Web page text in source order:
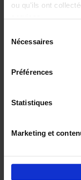
ou qu'ils ont
Nécessaires
Préférences
Statistiques
Marketing et